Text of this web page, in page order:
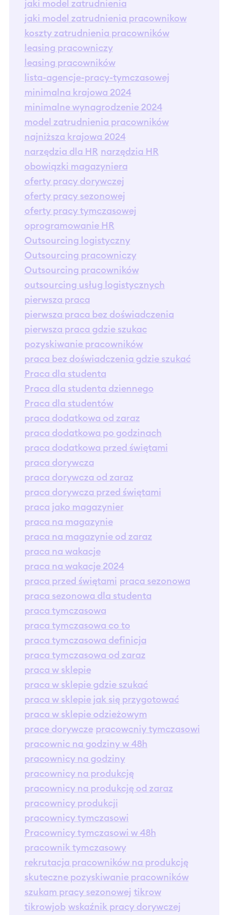
jaki model zatrudnienia
jaki model zatrudnienia pracownikow
koszty zatrudnienia pracowników
leasing pracowniczy
leasing pracowników
lista-agencje-pracy-tymczasowej
minimalna krajowa 2024
minimalne wynagrodzenie 2024
model zatrudnienia pracowników
najniższa krajowa 2024
narzędzia dla HR narzędzia HR
obowiązki magazyniera
oferty pracy dorywczej
oferty pracy sezonowej
oferty pracy tymczasowej
oprogramowanie HR
Outsourcing logistyczny
Outsourcing pracowniczy
Outsourcing pracowników
outsourcing usług logistycznych
pierwsza praca
pierwsza praca bez doświadczenia
pierwsza praca gdzie szukac
pozyskiwanie pracowników
praca bez doświadczenia gdzie szukać
Praca dla studenta
Praca dla studenta dziennego
Praca dla studentów
praca dodatkowa od zaraz
praca dodatkowa po godzinach
praca dodatkowa przed świętami
praca dorywcza
praca dorywcza od zaraz
praca dorywcza przed świętami
praca jako magazynier
praca na magazynie
praca na magazynie od zaraz
praca na wakacje
praca na wakacje 2024
praca przed świętami praca sezonowa
praca sezonowa dla studenta
praca tymczasowa
praca tymczasowa co to
praca tymczasowa definicja
praca tymczasowa od zaraz
praca w sklepie
praca w sklepie gdzie szukać
praca w sklepie jak się przygotować
praca w sklepie odzieżowym
prace dorywcze pracowcniy tymczasowi
pracownic na godziny w 48h
pracownicy na godziny
pracownicy na produkcję
pracownicy na produkcję od zaraz
pracownicy produkcji
pracownicy tymczasowi
Pracownicy tymczasowi w 48h
pracownik tymczasowy
rekrutacja pracowników na produkcję
skuteczne pozyskiwanie pracowników
szukam pracy sezonowej tikrow
tikrowjob wskaźnik pracy dorywczej